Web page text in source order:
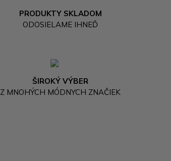
PRODUKTY SKLADOM
ODOSIELAME IHNEĎ
ŠIROKÝ VÝBER
Z MNOHÝCH MÓDNYCH ZNAČIEK